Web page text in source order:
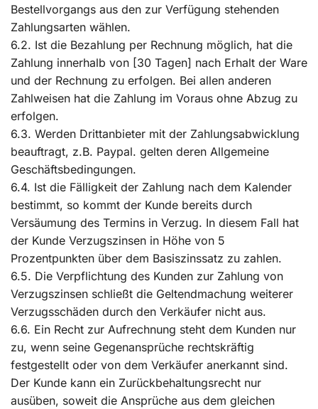
Bestellvorgangs aus den zur Verfügung stehenden
Zahlungsarten wählen.
6.2. Ist die Bezahlung per Rechnung möglich, hat die
Zahlung innerhalb von [30 Tagen] nach Erhalt der Ware
und der Rechnung zu erfolgen. Bei allen anderen
Zahlweisen hat die Zahlung im Voraus ohne Abzug zu
erfolgen.
6.3. Werden Drittanbieter mit der Zahlungsabwicklung
beauftragt, z.B. Paypal. gelten deren Allgemeine
Geschäftsbedingungen.
6.4. Ist die Fälligkeit der Zahlung nach dem Kalender
bestimmt, so kommt der Kunde bereits durch
Versäumung des Termins in Verzug. In diesem Fall hat
der Kunde Verzugszinsen in Höhe von 5
Prozentpunkten über dem Basiszinssatz zu zahlen.
6.5. Die Verpflichtung des Kunden zur Zahlung von
Verzugszinsen schließt die Geltendmachung weiterer
Verzugsschäden durch den Verkäufer nicht aus.
6.6. Ein Recht zur Aufrechnung steht dem Kunden nur
zu, wenn seine Gegenansprüche rechtskräftig
festgestellt oder von dem Verkäufer anerkannt sind.
Der Kunde kann ein Zurückbehaltungsrecht nur
ausüben, soweit die Ansprüche aus dem gleichen